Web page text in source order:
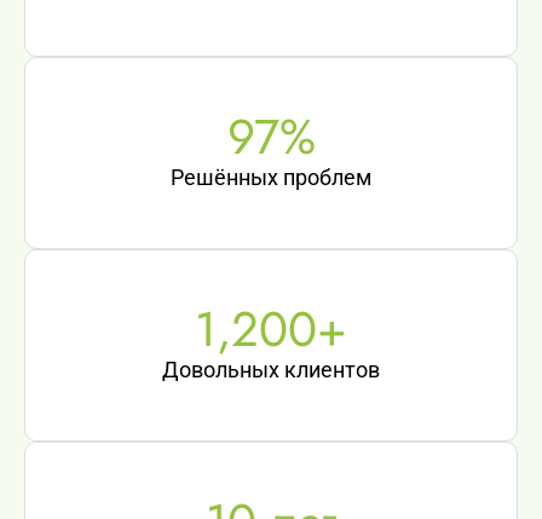
Решённых проблем
97%
Довольных клиентов
1,200+